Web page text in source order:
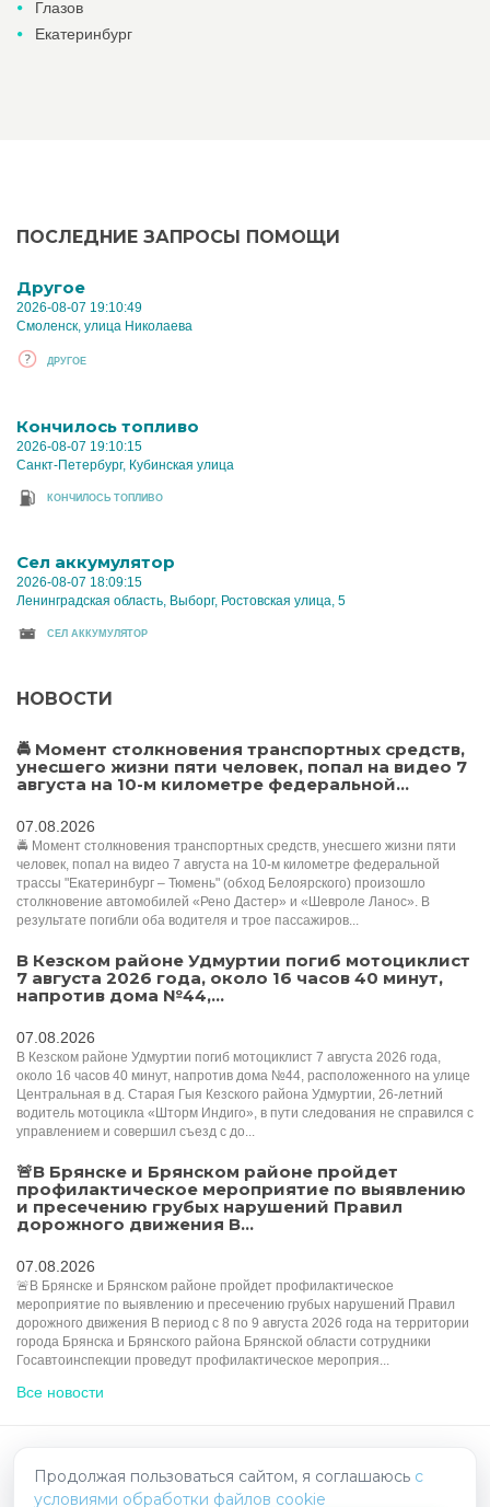
Глазов
Екатеринбург
ПОСЛЕДНИЕ ЗАПРОСЫ ПОМОЩИ
Другое
2026-08-07 19:10:49
Смоленск, улица Николаева
ДРУГОЕ
Кончилось топливо
2026-08-07 19:10:15
Санкт-Петербург, Кубинская улица
КОНЧИЛОСЬ ТОПЛИВО
Cел аккумулятор
2026-08-07 18:09:15
Ленинградская область, Выборг, Ростовская улица, 5
CЕЛ АККУМУЛЯТОР
НОВОСТИ
🚔 Момент столкновения транспортных средств,
унесшего жизни пяти человек, попал на видео 7
августа на 10-м километре федеральной...
07.08.2026
🚔 Момент столкновения транспортных средств, унесшего жизни пяти
человек, попал на видео 7 августа на 10-м километре федеральной
трассы "Екатеринбург – Тюмень" (обход Белоярского) произошло
столкновение автомобилей «Рено Дастер» и «Шевроле Ланос». В
результате погибли оба водителя и трое пассажиров...
В Кезском районе Удмуртии погиб мотоциклист
7 августа 2026 года, около 16 часов 40 минут,
напротив дома №44,...
07.08.2026
В Кезском районе Удмуртии погиб мотоциклист 7 августа 2026 года,
около 16 часов 40 минут, напротив дома №44, расположенного на улице
Центральная в д. Старая Гыя Кезского района Удмуртии, 26-летний
водитель мотоцикла «Шторм Индиго», в пути следования не справился с
управлением и совершил съезд с до...
🚨В Брянске и Брянском районе пройдет
профилактическое мероприятие по выявлению
и пресечению грубых нарушений Правил
дорожного движения В...
07.08.2026
🚨В Брянске и Брянском районе пройдет профилактическое
мероприятие по выявлению и пресечению грубых нарушений Правил
дорожного движения В период с 8 по 9 августа 2026 года на территории
города Брянска и Брянского района Брянской области сотрудники
Госавтоинспекции проведут профилактическое мероприя...
Все новости
HelpRadar.ru - взаимопомощь на дорогах
Продолжая пользоваться сайтом, я соглашаюсь с
условиями обработки файлов cookie